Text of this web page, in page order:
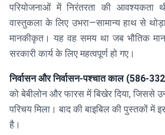
परियोजनाओं में निरंतरता की आवश्यकता
वास्तुकला के लिए उभरा—सामान्य हाथ से
मानकीकृत। यह वह समय था जब भौतिक
सरकारी कार्य के लिए महत्वपूर्ण हो गए।
निर्वासन और निर्वासन-पश्चात काल (586-332
को बेबीलोन और फारस में बिखेर दिया, जिससे
परिचय मिला। बाद की बाइबिल की पुस्तकों में
है।